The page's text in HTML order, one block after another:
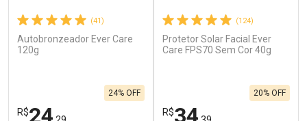
(41)
Autobronzeador Ever Care
120g
R$24
24% OFF
(124)
Protetor Solar Facial Ever
Care FPS70 Sem Cor 40g
R$34
20% OFF